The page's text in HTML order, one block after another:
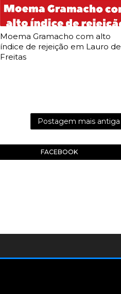
Moema Gramacho com alto
índice de rejeição em Lauro de
Freitas
Postagem mais antiga
FACEBOOK